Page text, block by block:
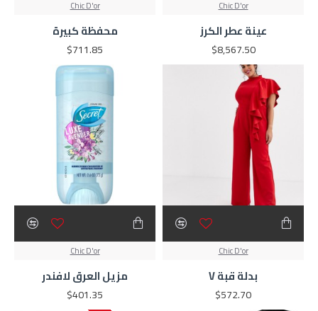
Chic D'or
عينة عطر الكرز
$8,567.50
Chic D'or
محفظة كبيرة
$711.85
Chic D'or
بدلة قبة V
$572.70
Chic D'or
مزيل العرق لافندر
$401.35